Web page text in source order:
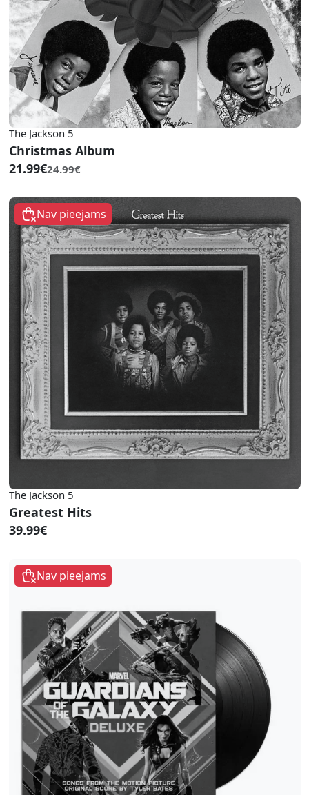
The Jackson 5
Christmas Album
21.99€24.99€
Nav pieejams
The Jackson 5
Greatest Hits
39.99€
Nav pieejams